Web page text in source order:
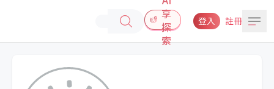
享
探
索
登入 註冊